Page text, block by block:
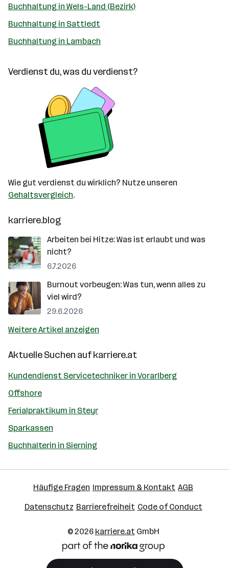
Buchhaltung in Wels-Land (Bezirk)
Buchhaltung in Sattledt
Buchhaltung in Lambach
Verdienst du, was du verdienst?
Wie gut verdienst du wirklich? Nutze unseren
Gehaltsvergleich.
karriere.blog
Arbeiten bei Hitze: Was ist erlaubt und was
nicht?
6.7.2026
Burnout vorbeugen: Was tun, wenn alles zu
viel wird?
29.6.2026
Weitere Artikel anzeigen
Aktuelle Suchen aufkarriere.at
Kundendienst Servicetechniker in Vorarlberg
Offshore
Ferialpraktikum in Steyr
Sparkassen
Buchhalterin in Sierning
Häufige Fragen Impressum & Kontakt AGB
Datenschutz Barrierefreiheit Code of Conduct
© 2026 karriere.atGmbH